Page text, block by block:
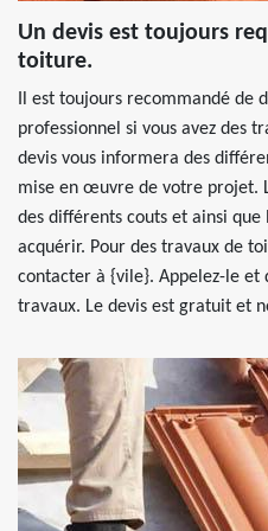
Un devis est toujours
toiture.
Il est toujours recommandé de
professionnel si vous avez des
devis vous informera des
mise en œuvre de votre projet.
des différents couts et ainsi
acquérir. Pour des travaux de
contacter à {vile}. Appelez-le et
travaux. Le devis est gratuit et